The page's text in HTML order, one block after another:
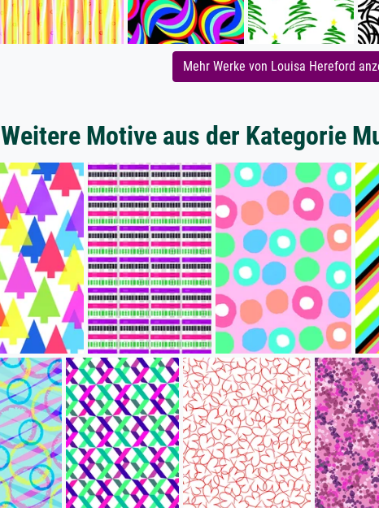
Mehr Werke von Louisa Hereford
Weitere Motive aus der Kategorie